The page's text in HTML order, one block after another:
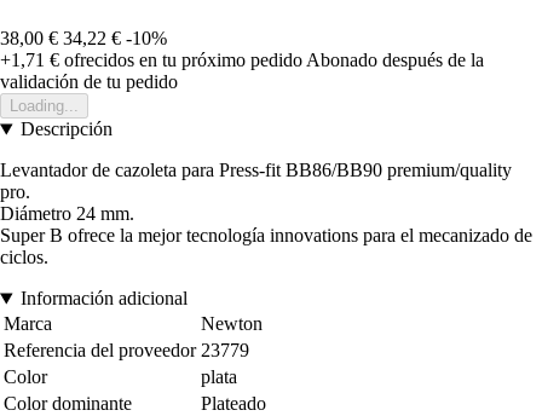
38,00 € 34,22 € -10%
+1,71 € ofrecidos en tu próximo pedido Abonado después de la
validación de tu pedido
Loading...
Descripción
Levantador de cazoleta para Press-fit BB86/BB90 premium/quality
pro.
Diámetro 24 mm.
Super B ofrece la mejor tecnología innovations para el mecanizado de
ciclos.
Información adicional
Marca
Newton
Referencia del proveedor 23779
Color
plata
Color dominante
Plateado